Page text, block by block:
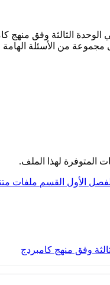
الوحدة الثالثة وفق منهج
المتوفرة لهذا الملف.
الأول القسم ملفات
وفق منهج كامبردج